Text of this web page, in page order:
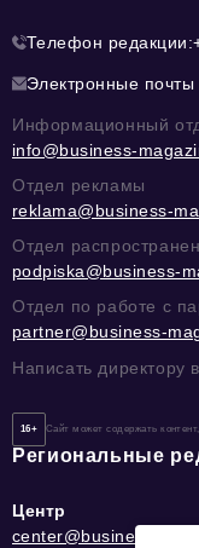
Телефон редакции:
Электронные почты
Информационный
info@business-
Отдел рекламы
reklama@business-
Отдел
podpiska@business-
Отдел по работе с
partner@business-
Написать директору
16+ Сайт может содержать
Региональные
Центр
center@business-